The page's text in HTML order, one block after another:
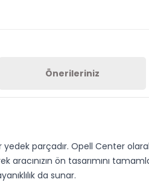
Önerileriniz
yedek parçadır. Opell Center
aracınızın ön tasarımını
da sunar.